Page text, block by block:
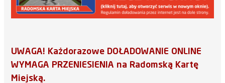
UWAGA! Każdorazowe DOŁADOWANIE ONLINE
WYMAGA PRZENIESIENIA na Radomską Kartę
Miejską.